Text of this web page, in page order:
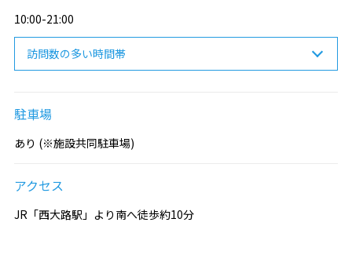
10:00-21:00
訪問数の多い時間帯
駐車場
あり (※施設共同駐車場)
アクセス
JR「西大路駅」より南へ徒歩約10分